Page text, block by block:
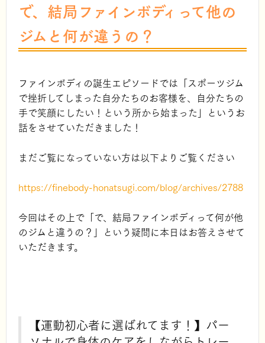
で、結局ファインボディって他の
ジムと何が違うの？
ファインボディの誕生エピソードでは「スポーツジム
で挫折してしまった自分たちのお客様を、自分たちの
手で笑顔にしたい！という所から始まった」というお
話をさせていただきました！
まだご覧になっていない方は以下よりご覧ください
https://finebody-honatsugi.com/blog/archives/2788
今回はその上で「で、結局ファインボディって何が他
のジムと違うの？」という疑問に本日はお答えさせて
いただきます。
【運動初心者に選ばれてます！】パー